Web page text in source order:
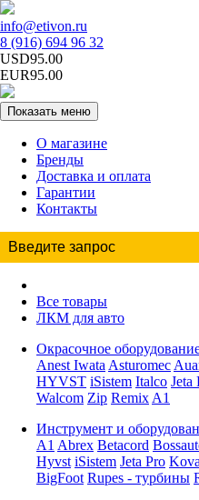
info@etivon.ru
8 (916) 694 96 32
USD95.00
EUR95.00
Показать меню
О магазине
Бренды
Доставка и оплата
Гарантии
Контакты
Все товары
ЛКМ для авто
Окрасочное
Anest Iwata Asturomec
HYVST iSistem Italco Jeta
Walcom Zip Remix A1
Инструмент и
A1 Abrex Betacord
Hyvst iSistem Jeta Pro
BigFoot Rupes - турбины